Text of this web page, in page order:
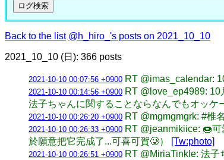
Back to the list @h_hiro_'s posts on 2021_10_10
2021_10_10 (日): 366 posts
2021-10-10 00:07:56 +0900 RT @imas_calendar:
2021-10-10 00:14:56 +0900 RT @love_ep4989:
法子ちゃんに関することならなんでもオッ
2021-10-10 00:26:20 +0900 RT @mgmgmgrk: #椎
2021-10-10 00:26:33 +0900 RT @jeanmikiice: 🍩
於願意把它完成了...可喜可賀🥲）
[Tw:photo]
2021-10-10 00:26:51 +0900 RT @MiriaTinkle: 法